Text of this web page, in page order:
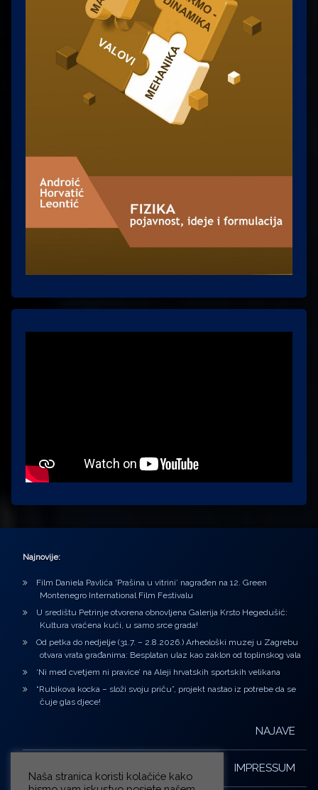
Najnovije:
Film Daniela Pavlića ‘Prašina u vitrini’ nagrađen na 12. Green
Montenegro International Film Festivalu
U središtu Petrinje otvorena obnovljena Galerija Krsto Hegedušić:
Kultura vraćena kući, u samo srce grada!
Od petka do nedjelje (31.7. – 2.8.2026.) Arheološki muzej u Zagrebu
otvara vrata građanima: Besplatan ulaz kao zaklon od toplinskog vala
‘Ni med cvetjem ni pravice’ na Aleji hrvatskih sportskih velikana
“Rubikova kocka – složi svoju priču”, projekt nastao iz potrebe da se
čuje glas djece!
NAJAVE
IMPRESSUM
Naša stranica koristi kolačiće kako